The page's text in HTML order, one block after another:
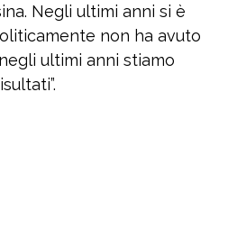
Negli ultimi anni si è
non ha avuto
ultimi anni stiamo